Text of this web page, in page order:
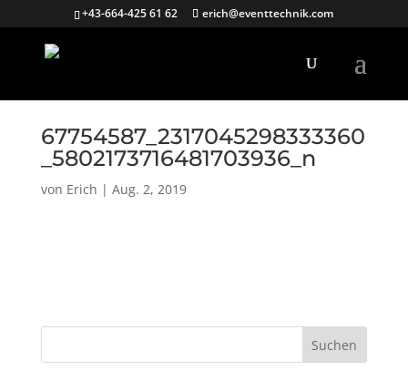
+43-664-425 61 62 erich@eventtechnik.com
67754587_2317045298333360
_5802173716481703936_n
von Erich | Aug. 2, 2019